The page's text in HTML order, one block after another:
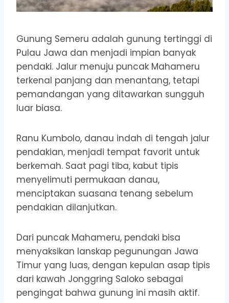
Gunung Semeru adalah gunung tertinggi di
Pulau Jawa dan menjadi impian banyak
pendaki. Jalur menuju puncak Mahameru
terkenal panjang dan menantang, tetapi
pemandangan yang ditawarkan sungguh
luar biasa.
Ranu Kumbolo, danau indah di tengah jalur
pendakian, menjadi tempat favorit untuk
berkemah. Saat pagi tiba, kabut tipis
menyelimuti permukaan danau,
menciptakan suasana tenang sebelum
pendakian dilanjutkan.
Dari puncak Mahameru, pendaki bisa
menyaksikan lanskap pegunungan Jawa
Timur yang luas, dengan kepulan asap tipis
dari kawah Jonggring Saloko sebagai
pengingat bahwa gunung ini masih aktif.